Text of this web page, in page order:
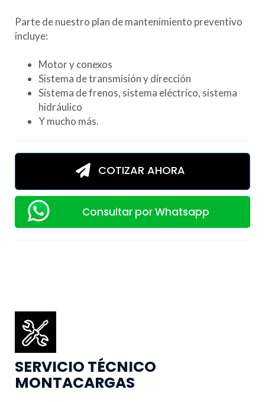
Parte de nuestro plan de mantenimiento preventivo
incluye:
Motor y conexos
Sistema de transmisión y dirección
Sistema de frenos, sistema eléctrico, sistema
hidráulico
Y mucho más.
COTIZAR AHORA
Consultar por Whatsapp
SERVICIO TÉCNICO
MONTACARGAS